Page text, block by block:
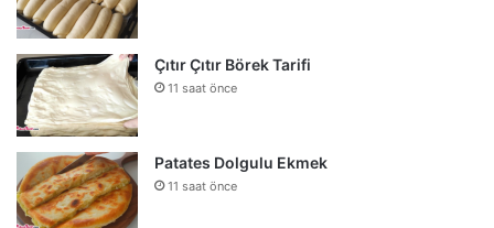
Çıtır Çıtır Börek Tarifi
11 saat önce
Patates Dolgulu Ekmek
11 saat önce